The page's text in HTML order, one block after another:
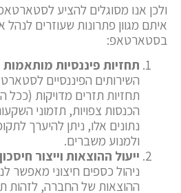
ולכן אנו מסוגלים להציע
איתם מגוון פתרונות שעוזרים
בסטארטאפ:
תחזיות פיננסיות
השירותים הפיננסיים
תחזיות תזרים מדויקות (ככל
הכנסות צפויות, תזמוני
נתונים אלו, ניתן להיערך
ולמנוע משברים.
ייעול ההוצאות וייצור חיסכון
ניהול כספים חיצוני מאפשר
ההוצאות של החברה, לזהות